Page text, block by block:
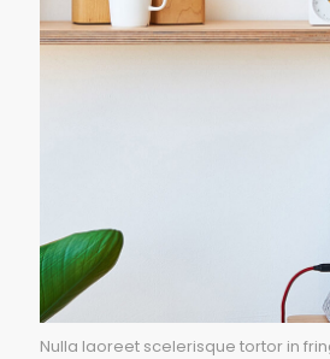
Nulla laoreet scelerisque tortor in